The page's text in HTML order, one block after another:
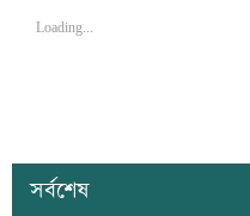
Loading...
সর্বশেষ